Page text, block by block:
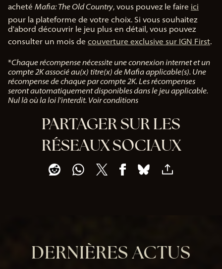
acheté Mafia: The Old Country, vous pouvez le faire ici
pour la plateforme de votre choix. Si vous souhaitez
d'abord découvrir le jeu plus en détail, vous pouvez
consulter un mois de couverture exclusive sur IGN First.
*Chaque récompense nécessite une connexion internet et un
compte 2K associé au(x) titre(x) de Mafia applicable(s). Une
récompense de chaque par compte 2K. Les récompenses
seront automatiquement disponibles dans le jeu applicable.
Nul là où la loi l’interdit. Voir conditions
PARTAGER SUR LES
RÉSEAUX SOCIAUX
DERNIÈRES ACTUS